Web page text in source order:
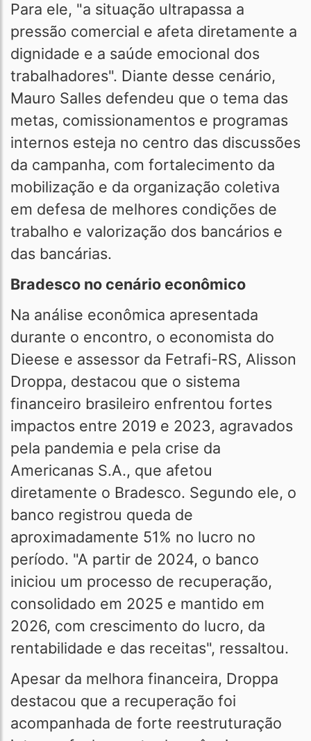
Para ele, "a situação ultrapassa a
pressão comercial e afeta diretamente a
dignidade e a saúde emocional dos
trabalhadores". Diante desse cenário,
Mauro Salles defendeu que o tema das
metas, comissionamentos e programas
internos esteja no centro das discussões
da campanha, com fortalecimento da
mobilização e da organização coletiva
em defesa de melhores condições de
trabalho e valorização dos bancários e
das bancárias.
Bradesco no cenário econômico
Na análise econômica apresentada
durante o encontro, o economista do
Dieese e assessor da Fetrafi-RS, Alisson
Droppa, destacou que o sistema
financeiro brasileiro enfrentou fortes
impactos entre 2019 e 2023, agravados
pela pandemia e pela crise da
Americanas S.A., que afetou
diretamente o Bradesco. Segundo ele, o
banco registrou queda de
aproximadamente 51% no lucro no
período. "A partir de 2024, o banco
iniciou um processo de recuperação,
consolidado em 2025 e mantido em
2026, com crescimento do lucro, da
rentabilidade e das receitas", ressaltou.
Apesar da melhora financeira, Droppa
destacou que a recuperação foi
acompanhada de forte reestruturação